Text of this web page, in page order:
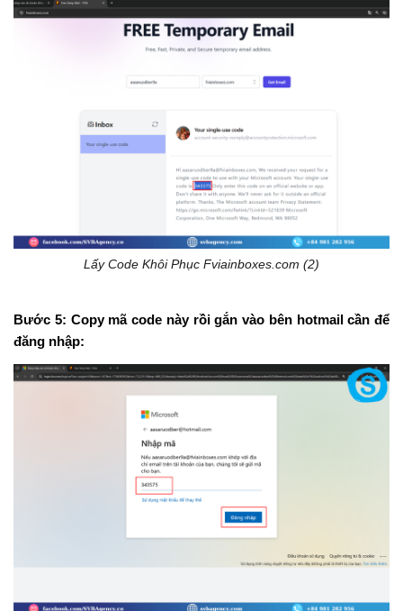
Lấy Code Khôi Phục Fviainboxes.com (2)
Bước 5: Copy mã code này rồi gắn vào bên hotmail cần để
đăng nhập: